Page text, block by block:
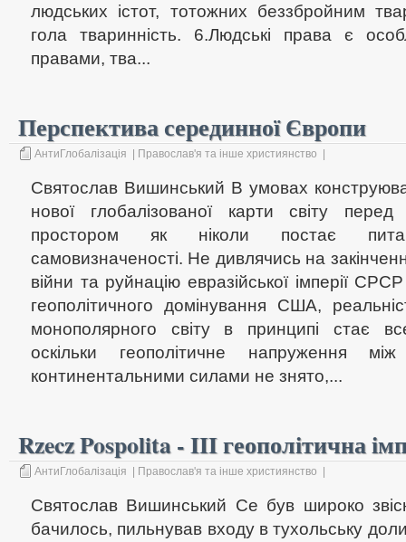
людських істот, тотожних беззбройним
гола тваринність. 6.Людські права є
правами, тва...
Перспектива серединної Європи
АнтиГлобалізація Православ'я та інше християнство
Святослав Вишинський В умовах
нової глобалізованої карти світу перед
простором як ніколи постає
самовизначеності. Не дивлячись на
війни та руйнацію евразійської імперії
геополітичного домінування США,
монополярного світу в принципі стає
оскільки геополітичне напруження
континентальними силами не знято,...
Rzecz Pospolita - III геополітична
АнтиГлобалізація Православ'я та інше християнство
Святослав Вишинський Се був широко
бачилось, пильнував входу в тухольську